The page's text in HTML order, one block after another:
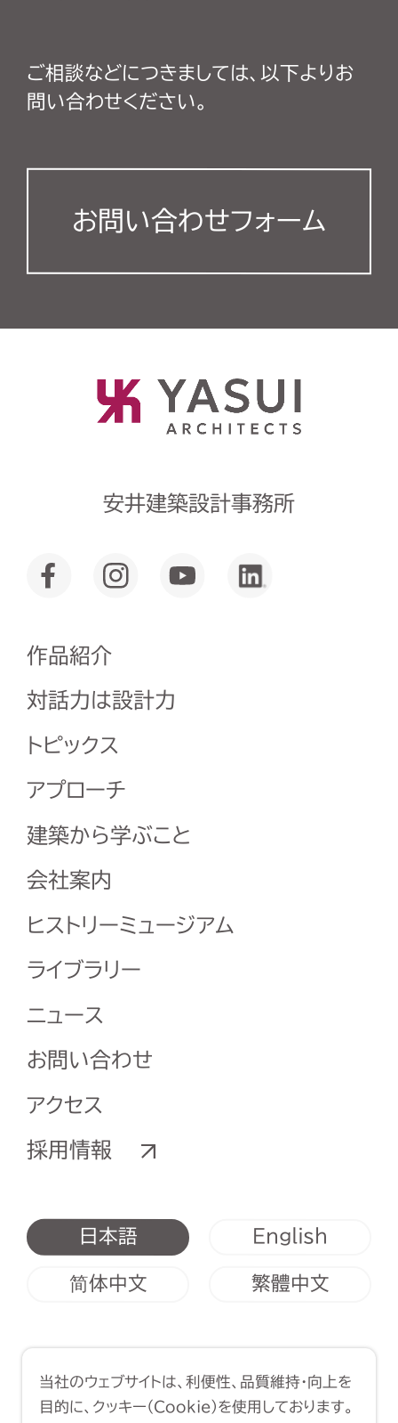
ご相談などにつきましては、以下よりお
問い合わせください。
お問い合わせフォーム
安井建築設計事務所
作品紹介
対話力は設計力
トピックス
アプローチ
建築から学ぶこと
会社案内
ヒストリーミュージアム
ライブラリー
ニュース
お問い合わせ
アクセス
採用情報
日本語 English
简体中文 繁體中文
Copyright (C) 1998-2026 Yasui
Architects & Engineers, Inc.
当社のウェブサイトは、利便性、品質維持・向上を
目的に、クッキー（Cookie）を使用しております。